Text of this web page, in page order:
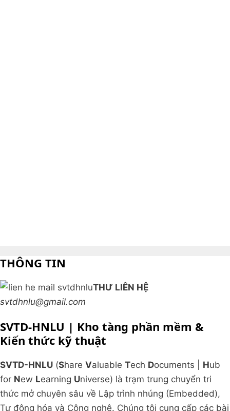
THÔNG TIN
THƯ LIÊN HỆ
svtdhnlu@gmail.com
SVTD-HNLU | Kho tàng phần mềm &
Kiến thức kỹ thuật
SVTD-HNLU (Share Valuable Tech Documents | Hub
for New Learning Universe) là trạm trung chuyển tri
thức mở chuyên sâu về Lập trình nhúng (Embedded),
Tự động hóa và Công nghệ. Chúng tôi cung cấp các bài